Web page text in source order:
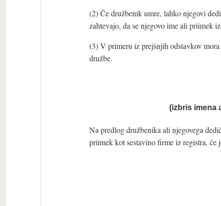
(2) Če družbenik umre, lahko njegovi
zahtevajo, da se njegovo ime ali priimek
(3) V primeru iz prejšnjih odstavkov
družbe.
(izbris imena
Na predlog družbenika ali njegovega
priimek kot sestavino firme iz registra, če